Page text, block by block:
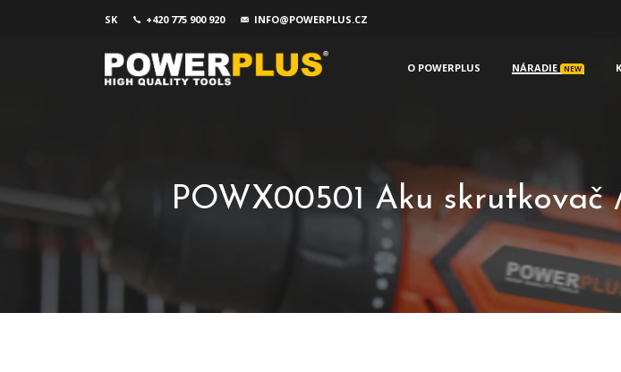
SK +420 775 900 920 INFO@POWERPLUS.CZ
O POWERPLUS NÁRADIE NEW
POWX00501 Aku